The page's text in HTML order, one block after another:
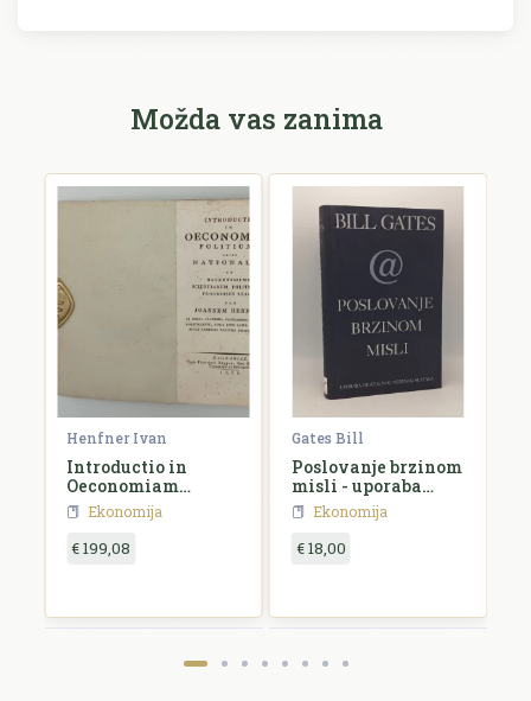
Možda vas zanima
Henfner Ivan
Introductio in
Oeconomiam
politicam
Ekonomija
€ 199,08
Gates Bill
Poslovanje brzinom
misli - uporaba
digitalnog nervnog
sustava
Ekonomija
€ 18,00